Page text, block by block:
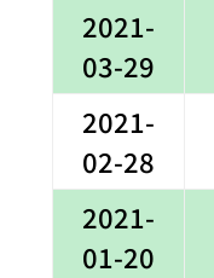
2021-
03-29
2021-
02-28
2021-
01-20